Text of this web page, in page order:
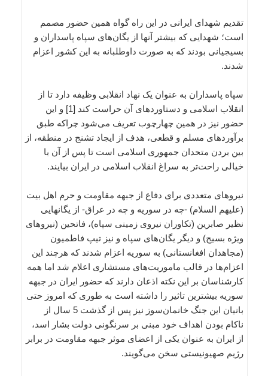
تقدیم شهدای ایرانی در این راه گواه همین حضور مصمم
است؛ شهدایی که بیشتر آنها از یگان‌های سپاه پاسداران و
بسیجیانی بودند که به صورت داوطلبانه به این کشور اعزام
شدند.
سپاه پاسداران به عنوان یک نهاد انقلابی وظیفه دارد تا از
انقلاب اسلامی و دستاوردهای آن حراست کند [1] و این
حضور نیز در همین چهارچوب تعریف می‌شود چراکه طبق
برآوردهای مسلم و قطعی، هدف از ایجاد تشنج در منطقه، از
بین بردن متحدان جمهوری اسلامی است تا پس از آن با
خیالی راحت‌تر به سراغ انقلاب اسلامی در ایران بیایند.
نیروهای متعددی برای دفاع از جبهه مقاومت و حرم اهل بیت
(علیهم السلام) -چه در سوریه و چه در عراق- از یگانهایی
نظیر صابرین (تکاوران نیروی زمینی سپاه)، فاتحین (نیروهای
ویژه بسیج) و دیگر یگان‌های سپاه و نیز تیپ فاطمیون
(مجاهدان افغانستانی) به سوریه اعزام شدند که هرچند این
اعزام‌ها در قالب ماموریت‌های مستشاری اعلام شد اما همه
کارشناسان بر این نکته اذعان دارند که حضور ایران در جبهه
سوریه بیشترین تاثیر را داشته است به طوری که امروز حتی
بانیان این جنگ خانمان‌سوز نیز پس از گذشت 5 سال از
ناکام بودن اهداف خود مبنی بر سرنگونی دولت بشار اسد،
از ایران به عنوان یکی از اعضای موثر جبهه مقاومت در برابر
رژیم صهیونیستی سخن می‌گویند.